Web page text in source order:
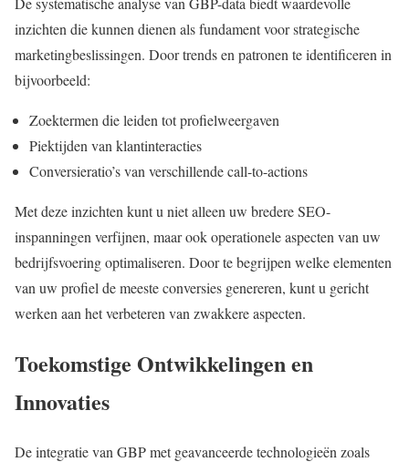
inzichten die kunnen dienen als fundament voor strategische
marketingbeslissingen. Door trends en patronen te identificeren in
bijvoorbeeld:
Zoektermen die leiden tot profielweergaven
Piektijden van klantinteracties
Conversieratio’s van verschillende call-to-actions
Met deze inzichten kunt u niet alleen uw bredere SEO-
inspanningen verfijnen, maar ook operationele aspecten van uw
bedrijfsvoering optimaliseren. Door te begrijpen welke elementen
van uw profiel de meeste conversies genereren, kunt u gericht
werken aan het verbeteren van zwakkere aspecten.
Toekomstige Ontwikkelingen en
Innovaties
De integratie van GBP met geavanceerde technologieën zoals